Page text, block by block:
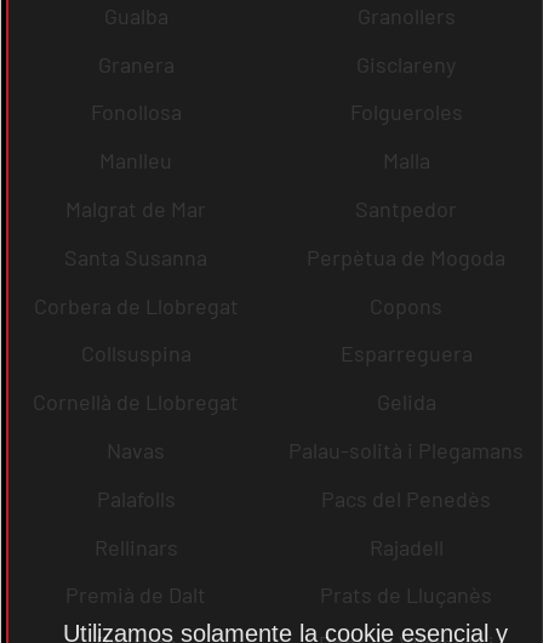
Gualba
Granollers
Granera
Gisclareny
Fonollosa
Folgueroles
Manlleu
Malla
Malgrat de Mar
Santpedor
Santa Susanna
Perpètua de Mogoda
Corbera de Llobregat
Copons
Collsuspina
Esparreguera
Cornellà de Llobregat
Gelida
Navas
Palau-solità i Plegamans
Palafolls
Pacs del Penedès
Rellinars
Rajadell
Premià de Dalt
Prats de Lluçanès
Utilizamos solamente la cookie esencial y